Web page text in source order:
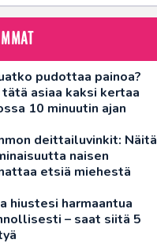
pudottaa painoa?
tätä asiaa kaksi kertaa
10 minuutin ajan
deittailuvinkit: Näitä
naisen
etsiä miehestä
hiustesi harmaantua
– saat siitä 5